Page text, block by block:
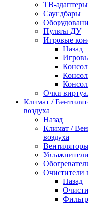
ТВ-адаптеры
Саундбары
Пульты ДУ
Игровые
Назад
Очки
Климат /
воздуха
Назад
Климат /
воздуха
Вентиляторы
Очистители
Назад